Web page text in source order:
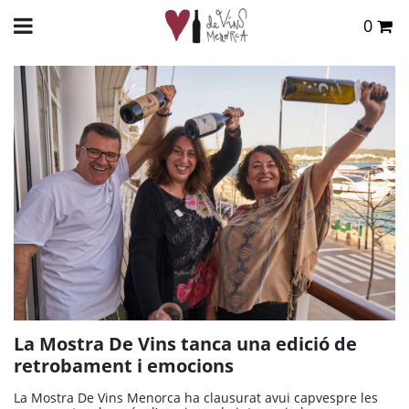
0
EMOCIONS
La Mostra De Vins tanca una edició de
retrobament i emocions
La Mostra De Vins Menorca ha clausurat avui capvespre les